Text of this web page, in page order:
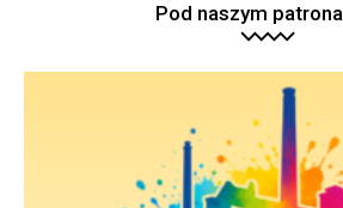
Pod naszym